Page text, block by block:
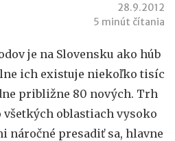
28.9.2012
5 minút čítania
je na Slovensku ako húb
ich existuje niekoľko tisíc
približne 80 nových. Trh
všetkých oblastiach vysoko
náročné presadiť sa, hlavne